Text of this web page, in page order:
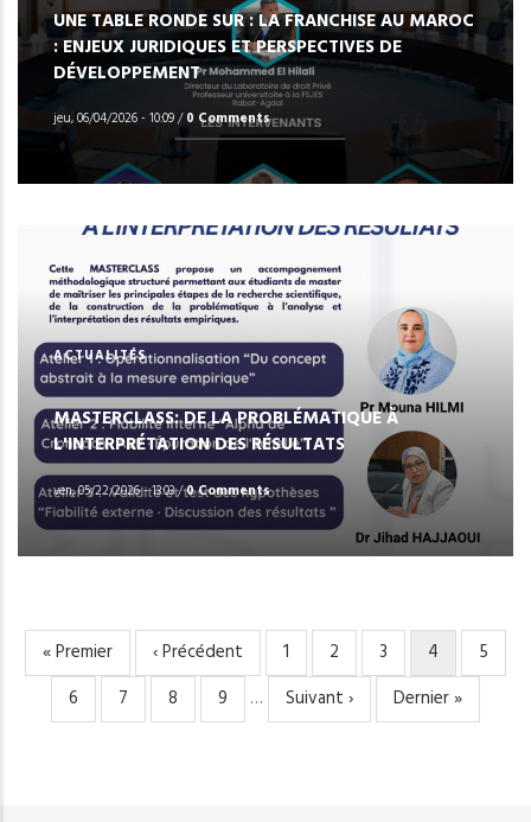
UNE TABLE RONDE SUR : LA FRANCHISE AU MAROC
: ENJEUX JURIDIQUES ET PERSPECTIVES DE
DÉVELOPPEMENT
jeu, 06/04/2026 - 10:09/0 Comments
ACTUALITÉS
MASTERCLASS: DE LA PROBLÉMATIQUE À
L'INTERPRÉTATION DES RÉSULTATS
ven, 05/22/2026 - 13:03/0 Comments
PAGINATION
Première
page
« Premier
Page
précédente
‹ Précédent Page
1 Page
2 Page
3
Page
courante
4 Page
5
Page
6 Page
7 Page
8 Page
9 …
Page
suivante
Suivant ›
Dernière
page
Dernier »